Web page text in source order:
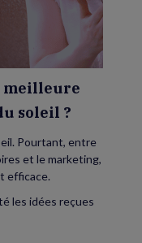
meilleure
soleil ?
Pourtant, entre
et le marketing,
efficace.
les idées reçues